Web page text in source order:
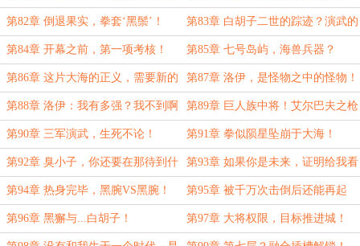
少斤两！ 猪！
第82章 倒退果实，拳套‘黑鬃’！ 第83章 白胡子二世的踪迹？演武的
钟声！
第84章 开幕之前，第一项考核！ 第85章 七号岛屿，海兽兵器？
第86章 这片大海的正义，需要新的
支柱！
第87章 洛伊，是怪物之中的怪物！
第88章 洛伊：我有多强？我不到啊 第89章 巨人族中将！艾尔巴夫之枪
·斩国！
第90章 三军演武，生死不论！ 第91章 拳似陨星坠崩于大海！
第92章 臭小子，你还要在那待到什
么时候？
第93章 如果你是未来，证明给我看
第94章 热身完毕，黑腕VS黑腕！ 第95章 被千万次击倒后还能再起
者，是为‘英雄’！
第96章 黑獬与...白胡子！ 第97章 大将权限，目标推进城！